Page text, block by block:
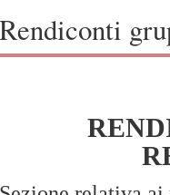
Rendiconti